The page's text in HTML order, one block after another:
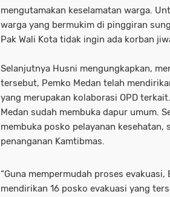
mengutamakan keselamatan warga.
warga yang bermukim di pinggiran
Pak Wali Kota tidak ingin ada korban
Selanjutnya Husni mengungkapkan,
tersebut, Pemko Medan telah
yang merupakan kolaborasi OPD
Medan sudah membuka dapur umum.
membuka posko pelayanan
penanganan Kamtibmas.
“Guna mempermudah proses evakuasi,
mendirikan 16 posko evakuasi yang